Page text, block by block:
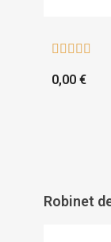
    
0,00 €